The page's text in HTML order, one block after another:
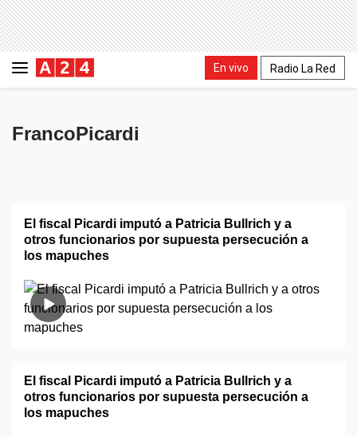
En vivo Radio La Red
FrancoPicardi
El fiscal Picardi imputó a Patricia Bullrich y a
otros funcionarios por supuesta persecución a
los mapuches
El fiscal Picardi imputó a Patricia Bullrich y a
otros funcionarios por supuesta persecución a
los mapuches